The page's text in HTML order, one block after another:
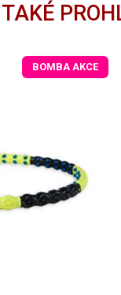
BOMBA AKCE